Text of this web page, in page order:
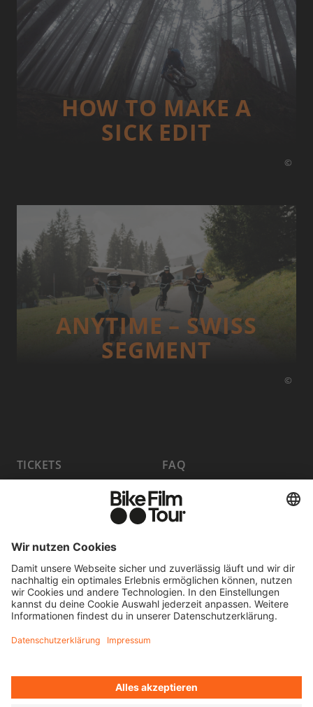
©
HOW TO MAKE A
SICK EDIT
©
ANYTIME – SWISS
SEGMENT
TICKETS
PARTNER WERDEN
FILM EINREICHEN
FAQ
MEDIA HUB
JOBS
WIDERRUF ERKLÄREN